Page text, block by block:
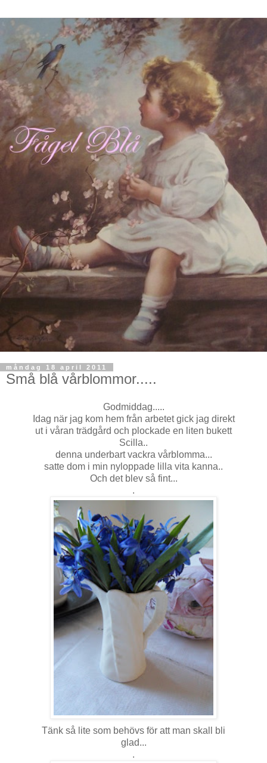
måndag 18 april 2011
Små blå vårblommor.....
Godmiddag.....
Idag när jag kom hem från arbetet gick jag direkt
ut i våran trädgård och plockade en liten bukett
Scilla..
denna underbart vackra vårblomma...
satte dom i min nyloppade lilla vita kanna..
Och det blev så fint...
.
Tänk så lite som behövs för att man skall bli
glad...
.